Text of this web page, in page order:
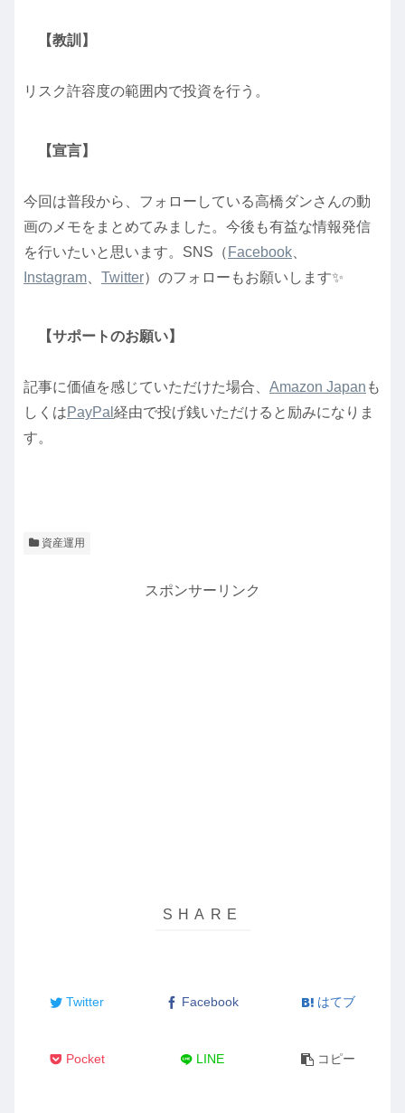
【教訓】
リスク許容度の範囲内で投資を行う。
【宣言】
今回は普段から、フォローしている高橋ダンさんの動
画のメモをまとめてみました。今後も有益な情報発信
を行いたいと思います。SNS（ Facebook
Instagram
Twitter）のフォローもお願いします✨
【サポートのお願い】
記事に価値を感じていただけた場合、 Amazon Japan も
しくはPayPal 経由で投げ銭いただけると励みになりま
す。
資産運用
スポンサーリンク
Twitter Facebook はてブ
Pocket LINE コピー